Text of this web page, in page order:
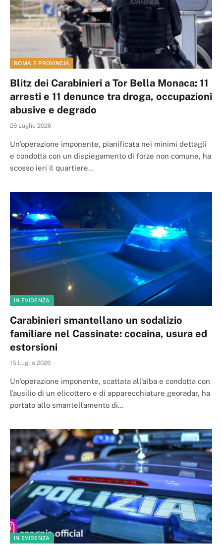
ROMA E PROVINCIA
Blitz dei Carabinieri a Tor Bella Monaca: 11
arresti e 11 denunce tra droga, occupazioni
abusive e degrado
26 Luglio 2026
Un’operazione imponente, pianificata nei minimi dettagli
e condotta con un dispiegamento di forze non comune, ha
scosso ieri il quartiere…
IN EVIDENZA
Carabinieri smantellano un sodalizio
familiare nel Cassinate: cocaina, usura ed
estorsioni
15 Luglio 2026
Un’operazione imponente, scattata all’alba e condotta con
l’ausilio di un elicottero e di apparecchiature georadar, ha
portato allo smantellamento di…
IN EVIDENZA